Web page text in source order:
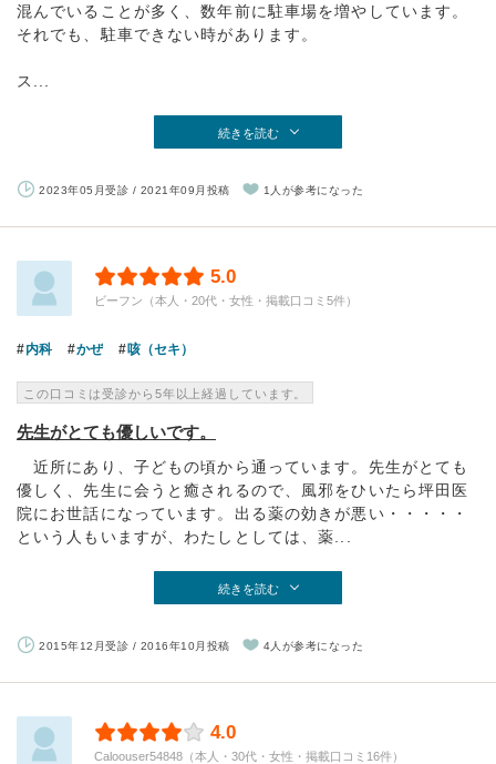
混んでいることが多く、数年前に駐車場を増やしています。
それでも、駐車できない時があります。
ス...
続きを読む
2023年05月受診 / 2021年09月投稿 1人が参考になった
5.0
ビーフン（本人・20代・女性・掲載口コミ5件）
内科 かぜ 咳（セキ）
この口コミは受診から5年以上経過しています。
先生がとても優しいです。
近所にあり、子どもの頃から通っています。先生がとても
優しく、先生に会うと癒されるので、風邪をひいたら坪田医
院にお世話になっています。出る薬の効きが悪い・・・・・
という人もいますが、わたしとしては、薬...
続きを読む
2015年12月受診 / 2016年10月投稿 4人が参考になった
4.0
Caloouser54848（本人・30代・女性・掲載口コミ16件）